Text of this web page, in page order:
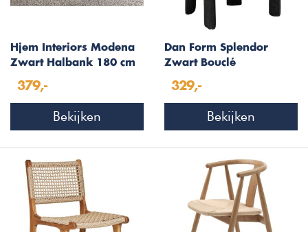
Hjem Interiors Modena
Zwart Halbank 180 cm
379,-
Bekijken
Dan Form Splendor
Zwart Bouclé
329,-
Bekijken